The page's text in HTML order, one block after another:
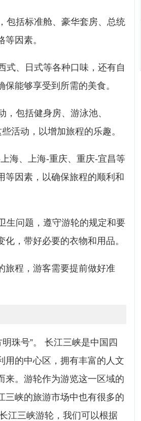
包括标准舱、豪华套房、总统
因素。
式、日式等各种口味，还有自
能够享受到所需的美食。
包括健身房、游泳池、
活动，以增加旅程的乐趣。
海、上海-重庆、重庆-宜昌等
等因素，以确保旅程的顺利和
生问题，遵守游轮的规定和要
，带好必要的衣物和用品。
旅程，游客需要提前做好准
珠号”。 长江三峡是中国四
用的中心区，拥有丰富的人文
来。游轮作为游览这一区域的
三峡的旅游市场中也有很多的
江三峡游轮，我们可以根据